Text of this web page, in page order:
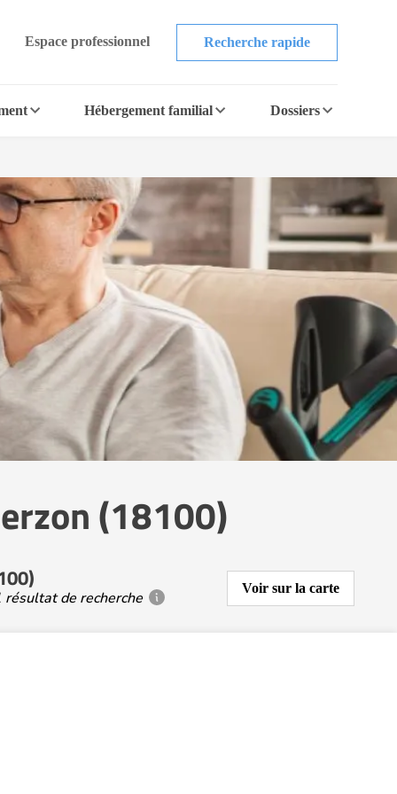
Espace professionnel Recherche rapide
Hébergement familial Dossiers
(18100)
résultat de recherche
Voir sur la carte